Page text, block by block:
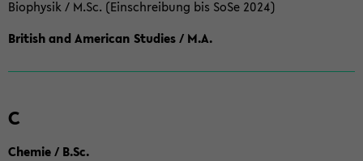
Biophysik / M.Sc. (Einschreibung bis SoSe 2024)
British and American Studies / M.A.
C
Chemie / B.Sc.